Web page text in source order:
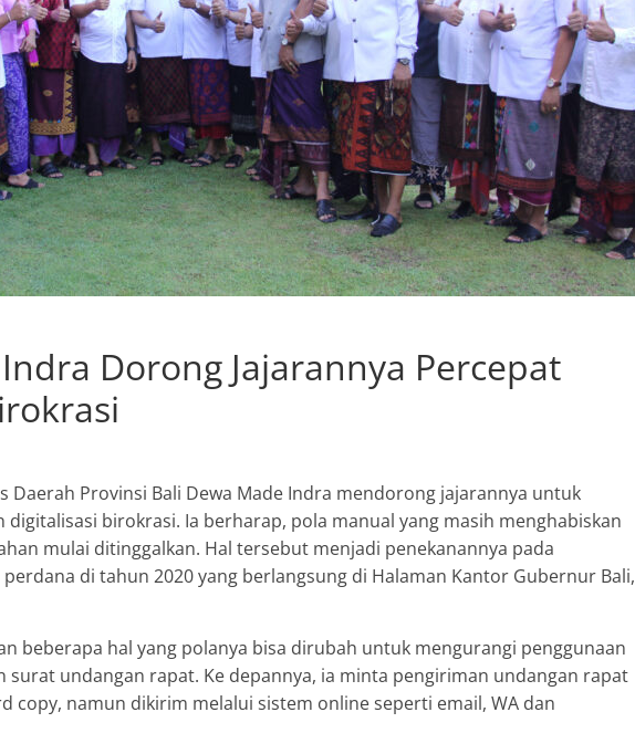
Dorong Jajarannya Percepat
Daerah Provinsi Bali Dewa Made Indra mendorong jajarannya untuk
birokrasi. Ia berharap, pola manual yang masih menghabiskan
mulai ditinggalkan. Hal tersebut menjadi penekanannya pada
di tahun 2020 yang berlangsung di Halaman Kantor Gubernur Bali,
beberapa hal yang polanya bisa dirubah untuk mengurangi penggunaan
surat undangan rapat. Ke depannya, ia minta pengiriman undangan rapat
copy, namun dikirim melalui sistem online seperti email, WA dan